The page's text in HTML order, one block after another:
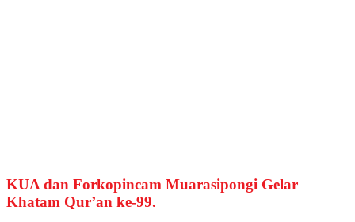
KUA dan Forkopincam Muarasipongi Gelar
Khatam Qur’an ke-99.